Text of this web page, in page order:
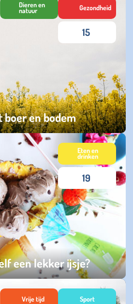
boer en bodem
Dieren en
natuur Gezondheid
15
een lekker ijsje?
Eten en
drinken
19
Vrije tijd Sport